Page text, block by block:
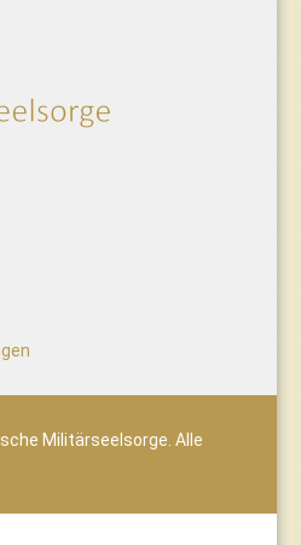
Militärseelsorge. Alle